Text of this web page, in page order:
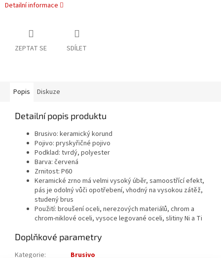
Detailní informace
ZEPTAT SE SDÍLET
Popis Diskuze
Detailní popis produktu
Brusivo: keramický korund
Pojivo: pryskyřičné pojivo
Podklad: tvrdý, polyester
Barva: červená
Zrnitost: P60
Keramické zrno má velmi vysoký úběr, samoostřící efekt,
pás je odolný vůči opotřebení, vhodný na vysokou zátěž,
studený brus
Použití: broušení oceli, nerezových materiálů, chrom a
chrom-niklové oceli, vysoce legované oceli, slitiny Ni a Ti
Doplňkové parametry
Kategorie: Brusivo